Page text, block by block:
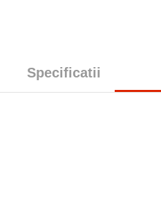
Specificatii